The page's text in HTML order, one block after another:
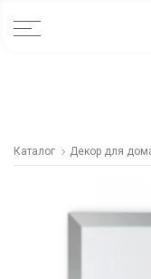
Каталог Декор для